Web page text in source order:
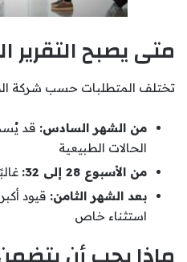
متى يصبح التقرير
تختلف المتطلبات حسب شركة
من الشهر السادس: قد
الحالات الطبيعية
من الأسبوع 28 إلى 32:
بعد الشهر الثامن: قيود
استثناء خاص